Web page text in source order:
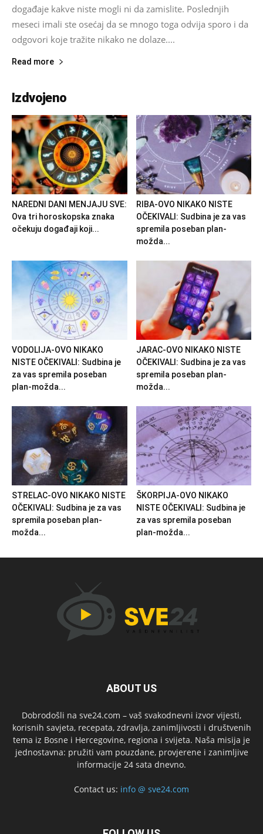
događaje kakve niste mogli ni da zamislite. Poslednjih
meseci imali ste osećaj da se mnogo toga odvija sporo i da
odgovori koje tražite nikako ne dolaze....
Read more
Izdvojeno
NAREDNI DANI MENJAJU SVE:
Ova tri horoskopska znaka
očekuju događaji koji...
RIBA-OVO NIKAKO NISTE
OČEKIVALI: Sudbina je za vas
spremila poseban plan-
možda...
VODOLIJA-OVO NIKAKO
NISTE OČEKIVALI: Sudbina je
za vas spremila poseban
plan-možda...
JARAC-OVO NIKAKO NISTE
OČEKIVALI: Sudbina je za vas
spremila poseban plan-
možda...
STRELAC-OVO NIKAKO NISTE
OČEKIVALI: Sudbina je za vas
spremila poseban plan-
možda...
ŠKORPIJA-OVO NIKAKO
NISTE OČEKIVALI: Sudbina je
za vas spremila poseban
plan-možda...
ABOUT US
Dobrodošli na sve24.com – vaš svakodnevni izvor vijesti,
korisnih savjeta, recepata, zdravlja, zanimljivosti i društvenih
tema iz Bosne i Hercegovine, regiona i svijeta. Naša misija je
jednostavna: pružiti vam pouzdane, provjerene i zanimljive
informacije 24 sata dnevno.
Contact us: info @ sve24.com